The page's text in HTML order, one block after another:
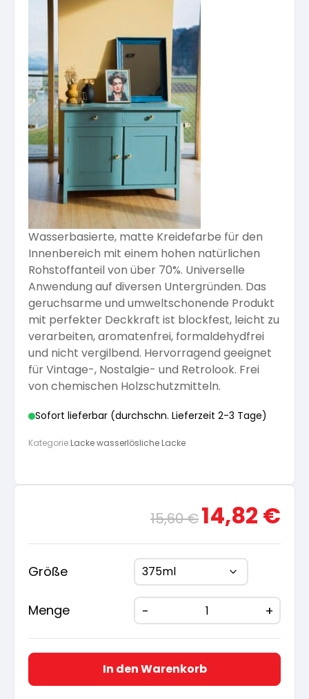
Pflege und Reinigung
Versiegelung für Beton
Pflege
Anti Schimmelfarbe
Isolierfarben
Latexfarben
Spezialfarben
Spezialprodukte
Arbeitshandschuhe
Dichtmassen
Farbwalzen
Pinsel und Bürsten
Schleifmittel
Wasserbasierte, matte Kreidefarbe für den
Innenbereich mit einem hohen natürlichen
Rohstoffanteil von über 70%. Universelle
Anwendung auf diversen Untergründen. Das
geruchsarme und umweltschonende Produkt
mit perfekter Deckkraft ist blockfest, leicht zu
verarbeiten, aromatenfrei, formaldehydfrei
und nicht vergilbend. Hervorragend geeignet
für Vintage-, Nostalgie- und Retrolook. Frei
von chemischen Holzschutzmitteln.
Sofort lieferbar (durchschn. Lieferzeit 2-3 Tage)
Kategorie:Lacke wasserlösliche Lacke
15,60€
Ursprünglicher
Preis
war:
15,60 €
14,82 €
ist:
Größe
Menge
In den Warenkorb